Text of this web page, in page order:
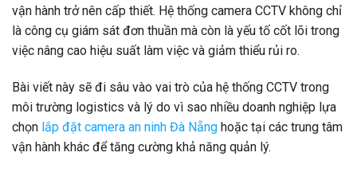
vận hành trở nên cấp thiết. Hệ thống camera CCTV không chỉ
là công cụ giám sát đơn thuần mà còn là yếu tố cốt lõi trong
việc nâng cao hiệu suất làm việc và giảm thiểu rủi ro.
Bài viết này sẽ đi sâu vào vai trò của hệ thống CCTV trong
môi trường logistics và lý do vì sao nhiều doanh nghiệp lựa
chọn lắp đặt camera an ninh Đà Nẵng hoặc tại các trung tâm
vận hành khác để tăng cường khả năng quản lý.